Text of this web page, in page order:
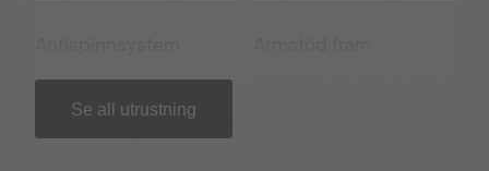
Apple carplay/Android
auto
Se all utrustning